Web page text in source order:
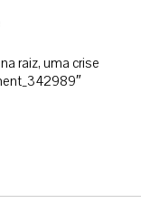
raiz, uma crise